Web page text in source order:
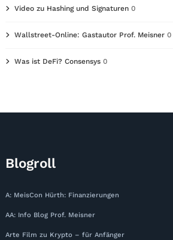
Video zu Hashing und Signaturen 0
Wallstreet-Online: Gastautor Prof. Meisner 0
Was ist DeFi? Consensys 0
Blogroll
A: MeisCon Hürth: Finanzierungen
AA: Info Blog Prof. Meisner
Arte Film zu Krypto – für Anfänger